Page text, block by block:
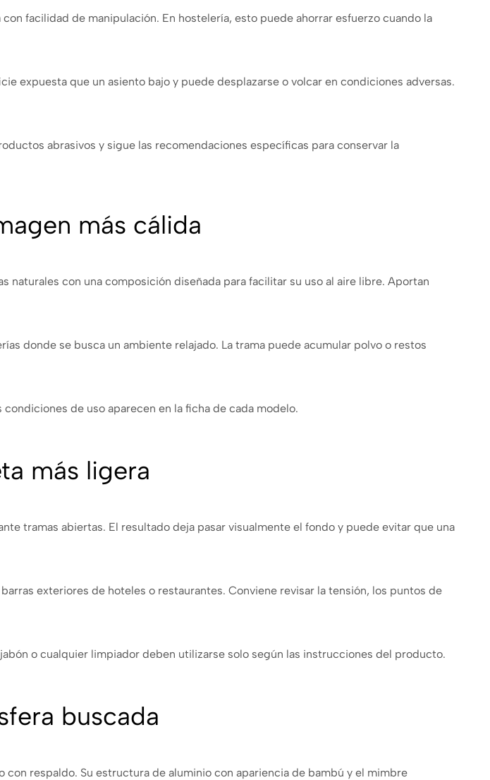
facilidad de manipulación. En hostelería, esto puede ahorrar esfuerzo cuando la
expuesta que un asiento bajo y puede desplazarse o volcar en condiciones adversas.
abrasivos y sigue las recomendaciones específicas para conservar la
más cálida
con una composición diseñada para facilitar su uso al aire libre. Aportan
donde se busca un ambiente relajado. La trama puede acumular polvo o restos
de uso aparecen en la ficha de cada modelo.
más ligera
tramas abiertas. El resultado deja pasar visualmente el fondo y puede evitar que una
exteriores de hoteles o restaurantes. Conviene revisar la tensión, los puntos de
o cualquier limpiador deben utilizarse solo según las instrucciones del producto.
buscada
respaldo. Su estructura de aluminio con apariencia de bambú y el mimbre